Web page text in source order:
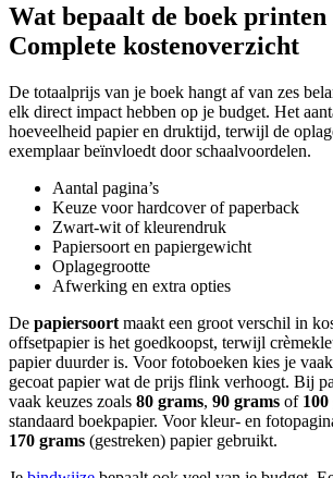
Wat bepaalt de boek printen
Complete kostenoverzicht
De totaalprijs van je boek hangt af van zes
elk direct impact hebben op je budget. Het
hoeveelheid papier en druktijd, terwijl de
exemplaar beïnvloedt door schaalvoordelen.
Aantal pagina’s
Keuze voor hardcover of paperback
Zwart-wit of kleurendruk
Papiersoort en papiergewicht
Oplagegrootte
Afwerking en extra opties
De papiersoort maakt een groot verschil in
offsetpapier is het goedkoopst, terwijl
papier duurder is. Voor fotoboeken kies je
gecoat papier wat de prijs flink verhoogt. Bij
vaak keuzes zoals 80 grams, 90 grams of
standaard boekpapier. Voor kleur- en
170 grams (gestreken) papier gebruikt.